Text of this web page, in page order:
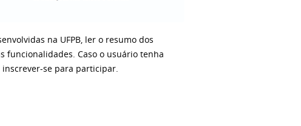
na UFPB, ler o resumo dos
funcionalidades. Caso o usuário tenha
se para participar.